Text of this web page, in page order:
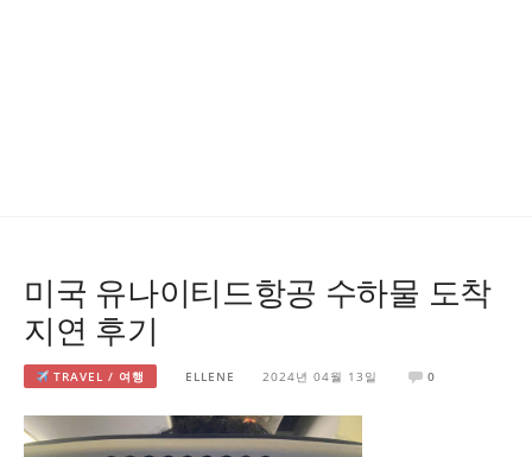
미국 유나이티드항공 수하물 도착
지연 후기
TRAVEL / 여행 ELLENE 2024년 04월 13일 0